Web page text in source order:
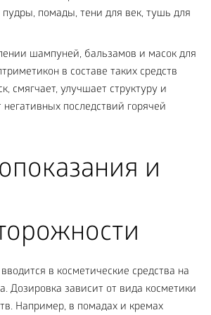
помады, тени для век, тушь для
шампуней, бальзамов и масок для
в составе таких средств
смягчает, улучшает структуру и
последствий горячей
и
в косметические средства на
Дозировка зависит от вида косметики
Например, в помадах и кремах